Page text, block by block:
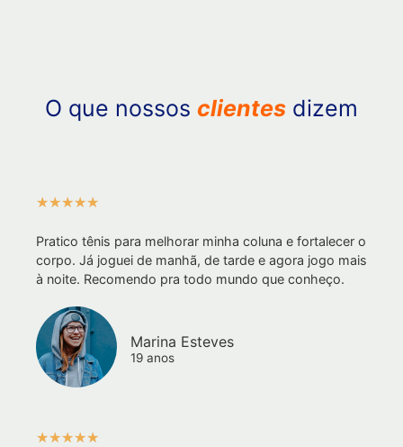
O que nossos clientes dizem
★★★★★
Pratico tênis para melhorar minha coluna e fortalecer o
corpo. Já joguei de manhã, de tarde e agora jogo mais
à noite. Recomendo pra todo mundo que conheço.
Marina Esteves
19 anos
★★★★★